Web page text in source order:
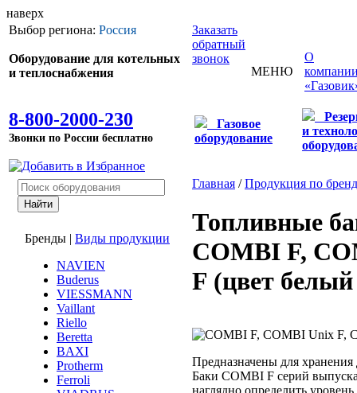
наверх
Выбор региона: Россия
Оборудование для котельных
и теплоснабжения
8-800-2000-230
Звонки по России бесплатно
Заказать
обратный
звонок
МЕНЮ
О
Газовое
оборудование
и
Бренды | Виды продукции
NAVIEN
Buderus
VIESSMANN
Vaillant
Riello
Beretta
BAXI
Protherm
Ferroli
Главная /Продукция по
Топливные
COMBI F,
F (цвет
Предназначены для
Баки COMBI F серий
наглядно определить